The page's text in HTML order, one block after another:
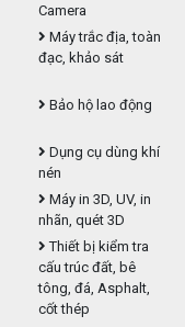
Camera
Máy trắc địa, toàn
đạc, khảo sát
Bảo hộ lao động
Dụng cụ dùng khí
nén
Máy in 3D, UV, in
nhãn, quét 3D
Thiết bị kiểm tra
cấu trúc đất, bê
tông, đá, Asphalt,
cốt thép